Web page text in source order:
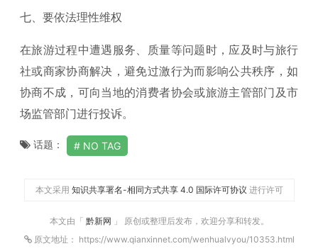
七、要依法理性维权
在旅游过程中遭遇服务、质量等问题时，应及时与旅行
社或商家协商解决，避免过激行为而影响公共秩序，如
协商不成，可向当地的消费者协会或旅游主管部门及市
场监管部门进行投诉。
话题： NO TAG
本文采用 知识共享署名-相同方式共享 4.0 国际许可协议 进行许可
本文由「 黔新网 」 原创或整理后发布，欢迎分享和转发。
原文地址： https://www.qianxinnet.com/wenhualvyou/10353.html